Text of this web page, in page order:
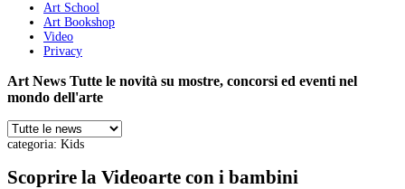
Art School
Art Bookshop
Video
Privacy
Art News Tutte le novità su mostre, concorsi ed eventi nel
mondo dell'arte
categoria: Kids
Scoprire la Videoarte con i bambini